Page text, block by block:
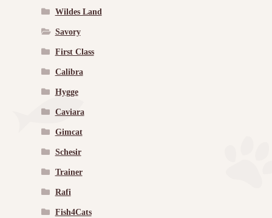
Wildes Land
Savory
First Class
Calibra
Hygge
Caviara
Gimcat
Schesir
Trainer
Rafi
Fish4Cats